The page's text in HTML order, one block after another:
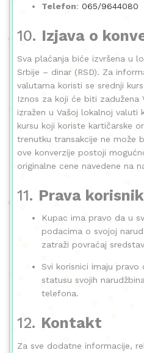
Telefon: 065/9644080
10. Izjava o
Sva plaćanja biće izvršena u
Srbije – dinar (RSD). Za
valutama koristi se srednji
Iznos za koji će biti zadužena
izražen u Vašoj lokalnoj valuti
kursu koji koriste kartičarske
trenutku transakcije ne može
ove konverzije postoji
originalne cene navedene na
11. Prava
Kupac ima pravo da u
podacima o svojoj
zatraži povraćaj
Svi korisnici imaju
statusu svojih
telefona.
12.Kontakt
Za sve dodatne informacije,